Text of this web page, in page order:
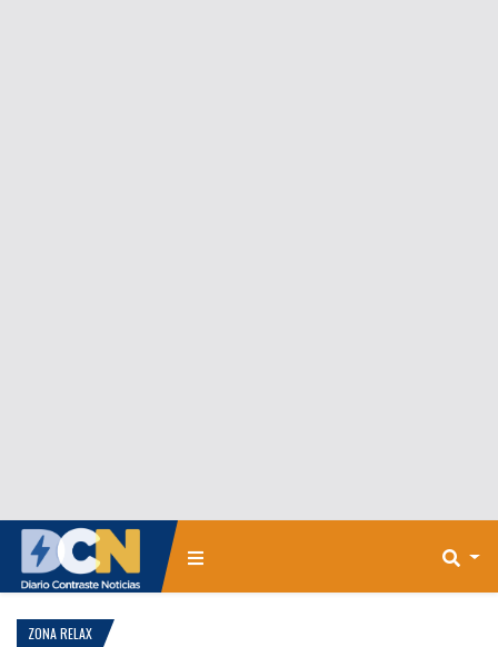
ZONA RELAX